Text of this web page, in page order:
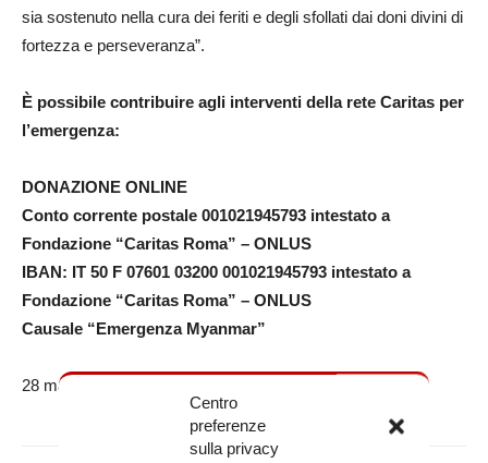
Centro
preferenze
sulla privacy
sia sostenuto nella cura dei feriti e degli sfollati dai doni divini di
fortezza e perseveranza”.
È possibile contribuire agli interventi della rete Caritas per
l’emergenza:
DONAZIONE ONLINE
Conto corrente postale 001021945793 intestato a
Fondazione “Caritas Roma” – ONLUS
IBAN: IT 50 F 07601 03200 001021945793 intestato a
Fondazione “Caritas Roma” – ONLUS
Causale “Emergenza Myanmar”
28 marzo 2025